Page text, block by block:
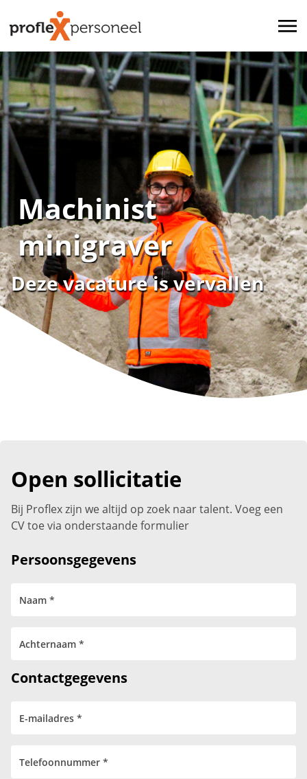
Machinist
minigraver
Deze vacature is vervallen
Open sollicitatie
Bij Proflex zijn we altijd op zoek naar talent. Voeg een
CV toe via onderstaande formulier
Persoonsgegevens
Contactgegevens